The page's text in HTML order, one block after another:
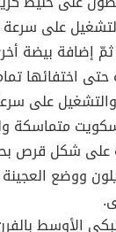
على
ثمّ إضافة بيضة
اختفائها
والتشغيل على
متماسكة
على شكل قرص
الأوسط